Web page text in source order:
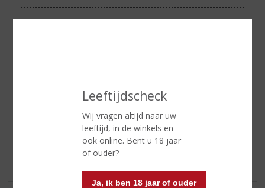
Leeftijdscheck
Wij vragen altijd naar uw
leeftijd, in de winkels en
ook online. Bent u 18 jaar
of ouder?
Ja, ik ben 18 jaar of ouder
5)
Hoppe vieux
Zachte afdronk zeer smakelijk